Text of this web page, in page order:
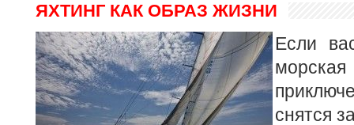
ЯХТИНГ КАК ОБРАЗ ЖИЗНИ
Если
снятся